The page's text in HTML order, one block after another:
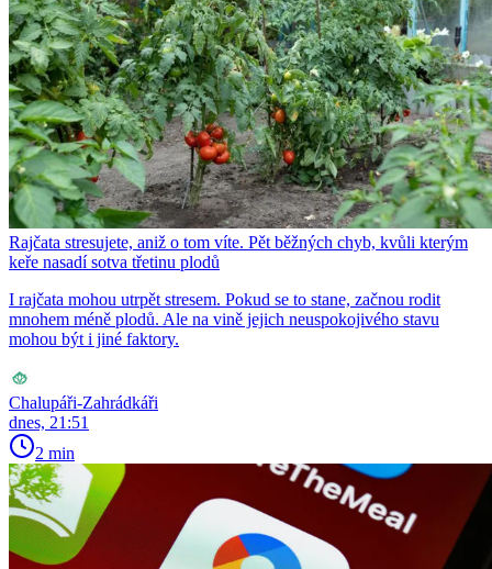
Rajčata stresujete, aniž o tom víte. Pět běžných chyb, kvůli kterým
keře nasadí sotva třetinu plodů
I rajčata mohou utrpět stresem. Pokud se to stane, začnou rodit
mnohem méně plodů. Ale na vině jejich neuspokojivého stavu
mohou být i jiné faktory.
Chalupáři-Zahrádkáři
dnes, 21:51
2 min